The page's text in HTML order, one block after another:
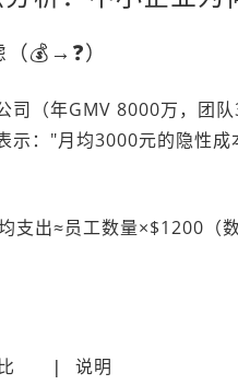
💰→❓）
司（年GMV 8000万，团
示："月均3000元的隐性
支出≈员工数量×$1200
比 |
说